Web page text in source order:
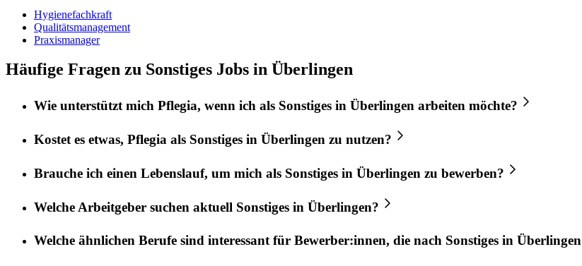
Hygienefachkraft
Qualitätsmanagement
Praxismanager
Häufige Fragen zu Sonstiges Jobs in Überlingen
Wie unterstützt mich Pflegia, wenn ich als Sonstiges in Überlingen arbeiten möchte?
Kostet es etwas, Pflegia als Sonstiges in Überlingen zu nutzen?
Brauche ich einen Lebenslauf, um mich als Sonstiges in Überlingen zu bewerben?
Welche Arbeitgeber suchen aktuell Sonstiges in Überlingen?
Welche ähnlichen Berufe sind interessant für Bewerber:innen, die nach Sonstiges in Überlingen